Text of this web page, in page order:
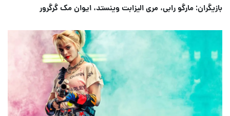
بازیگران: مارگو رابی، مری الیزابت وینستد، ایوان مک گرگرور